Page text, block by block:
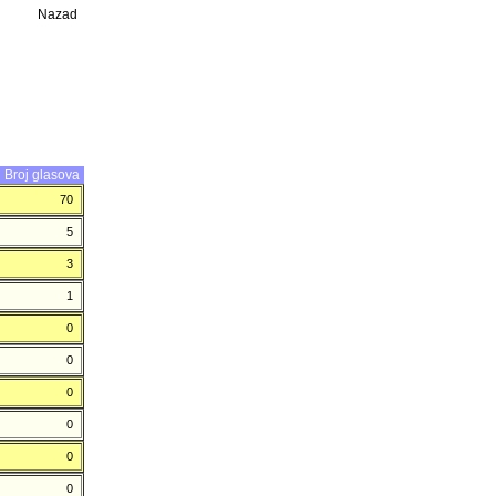
Nazad
Broj glasova
70
5
3
1
0
0
0
0
0
0